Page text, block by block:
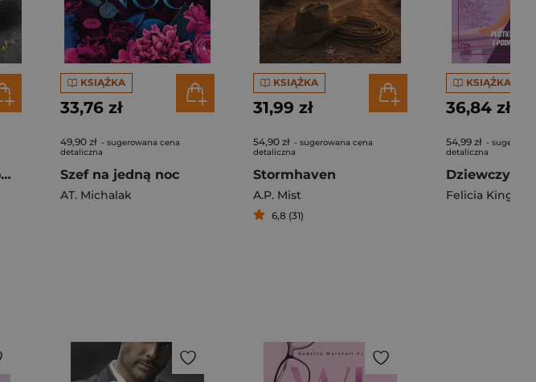
Zwrócę ci ją (ilustrowane brzegi)
KSIĄŻKA
33,76 zł
49,90 zł - sugerowana cena
detaliczna
Szef na jedną noc
AT. Michalak
KSIĄŻKA
31,99 zł
54,90 zł - sugerowana cena
detaliczna
Stormhaven
A.P. Mist
6,8 (31)
KSIĄŻKA
36,84 zł
54,99 zł -
detaliczna
Felicia Kingsley